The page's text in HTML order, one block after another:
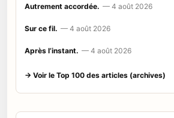
Autrement accordée. — 4 août 2026
Sur ce fil. — 4 août 2026
Après l’instant. — 4 août 2026
→ Voir le Top 100 des articles (archives)